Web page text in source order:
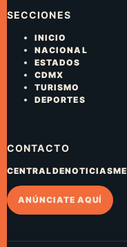
SECCIONES
INICIO
NACIONAL
ESTADOS
CDMX
TURISMO
DEPORTES
CONTACTO
ANÚNCIATE AQUÍ